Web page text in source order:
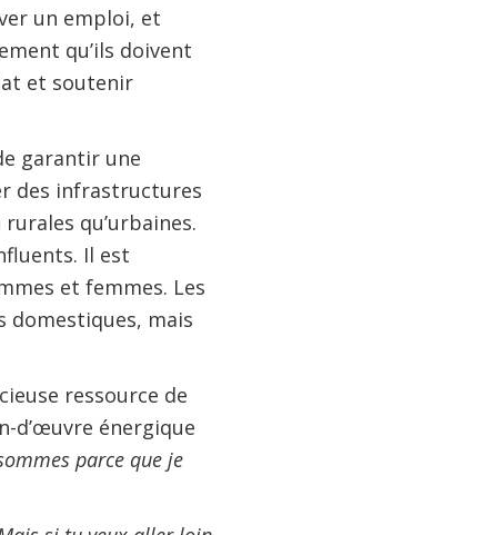
un emploi, et
qu’ils doivent
et soutenir
garantir une
des infrastructures
qu’urbaines.
Il est
et femmes. Les
domestiques, mais
ressource de
d’œuvre énergique
parce que je